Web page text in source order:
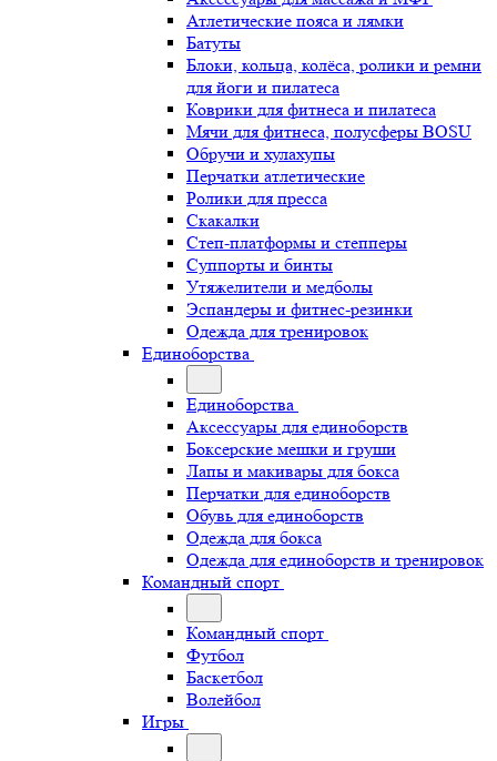
Атлетические пояса и лямки
Батуты
Блоки, кольца, колёса, ролики и ремни
для йоги и пилатеса
Коврики для фитнеса и пилатеса
Мячи для фитнеса, полусферы BOSU
Обручи и хулахупы
Перчатки атлетические
Ролики для пресса
Скакалки
Степ-платформы и степперы
Суппорты и бинты
Утяжелители и медболы
Эспандеры и фитнес-резинки
Одежда для тренировок
Единоборства
Единоборства
Аксессуары для единоборств
Боксерские мешки и груши
Лапы и макивары для бокса
Перчатки для единоборств
Обувь для единоборств
Одежда для бокса
Одежда для единоборств и тренировок
Командный спорт
Командный спорт
Футбол
Баскетбол
Волейбол
Игры